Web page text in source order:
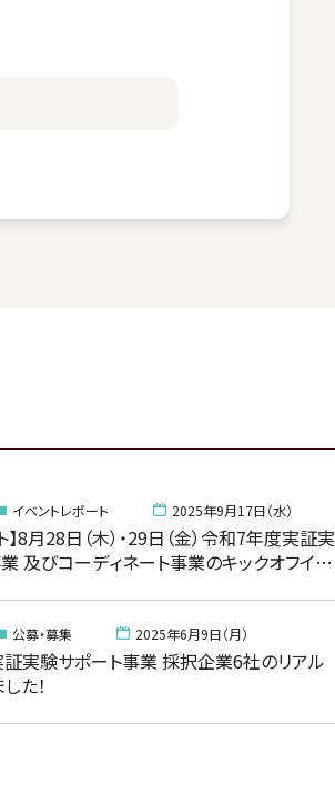
】8月28日（木）・29日（金）令和7年度実証実
及びコーディネート事業のキックオフイベ
イベントレポート 2025年9月17日（水）
実験サポート事業 採択企業6社のリアル
た！
公募・募集 2025年6月9日（月）